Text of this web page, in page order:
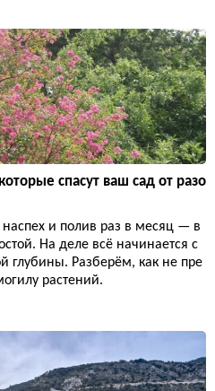
спасут ваш сад от разо
и полив раз в месяц — в
На деле всё начинается с
глубины. Разберём, как не пре
растений.